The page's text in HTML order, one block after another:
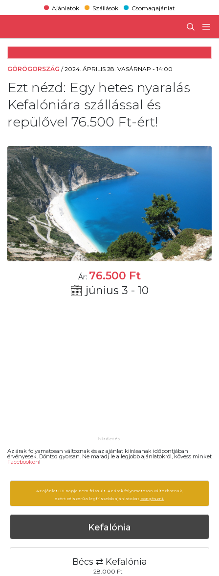
Ajánlatok Szállások Csomagajánlat
GÖRÖGORSZÁG /2024. ÁPRILIS 28. VASÁRNAP - 14:00
Ezt nézd: Egy hetes nyaralás
Kefalóniára szállással és
repülővel 76.500 Ft-ért!
Ár: 76.500 Ft
június 3 - 10
Az árak folyamatosan változnak és az ajánlat kiírásanak időpontjában
érvényesek. Döntsd gyorsan. Ne maradj le a legjobb ajánlatokról, kövess minket
Facebookon!
Az ajánlat 831 napja nem frissült. Az árak folyamatosan változhatnak,
ezért célszerű a legfrissebb ajánlatokat böngészni.
Kefalónia
Bécs ⇄ Kefalónia
28.000 Ft